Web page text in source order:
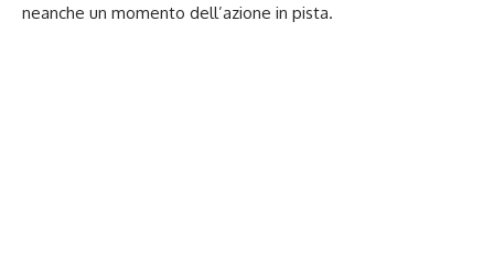
neanche un momento dell’azione in pista.